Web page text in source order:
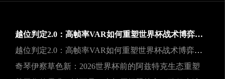
越位判定2.0：高帧率VAR如何重塑世界杯战术博弈规则
越位判定2.0：高帧率VAR如何重塑世界杯战术博弈规则
奇琴伊察草色新：2026世界杯前的阿兹特克生态重塑